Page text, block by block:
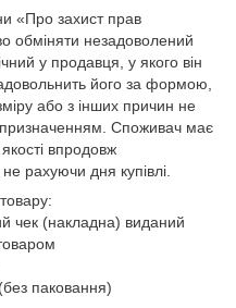
«Про захист прав
обміняти незадоволений
у продавця, у якого він
його за формою,
або з інших причин не
Споживач має
впродовж
рахуючи дня купівлі.
чек (накладна) виданий
паковання)